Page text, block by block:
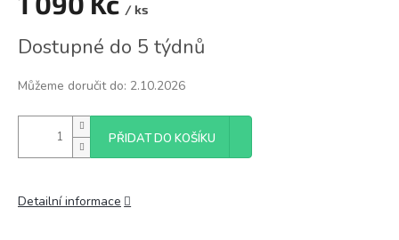
/ ks
cena:
Dostupné do 5 týdnů
Můžeme doručit do: 2.10.2026
PŘIDAT DO KOŠÍKU
Detailní informace